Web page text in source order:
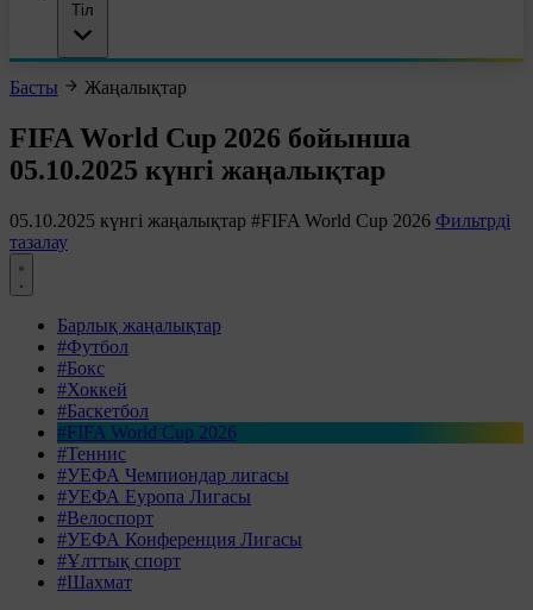
Тіл
Басты Жаңалықтар
FIFA World Cup 2026 бойынша
05.10.2025 күнгі жаңалықтар
05.10.2025 күнгі жаңалықтар #FIFA World Cup 2026 Фильтрді
тазалау
Барлық жаңалықтар
#Футбол
#Бокс
#Хоккей
#Баскетбол
#FIFA World Cup 2026
#Теннис
#УЕФА Чемпиондар лигасы
#УЕФА Еуропа Лигасы
#Велоспорт
#УЕФА Конференция Лигасы
#Ұлттық спорт
#Шахмат